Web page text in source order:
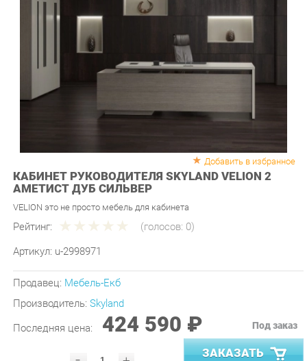
КАБИНЕТ РУКОВОДИТЕЛЯ SKYLAND VELION 2
АМЕТИСТ ДУБ СИЛЬВЕР
VELION это не просто мебель для кабинета
Рейтинг: (голосов:0)
Артикул: u-2998971
Производитель:Skyland
Последняя цена: 424 590 ₽
- ЗАКАЗАТЬ